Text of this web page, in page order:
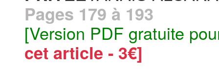
Pages 179 à 193
[Version PDF gratuite
cet article - 3€]